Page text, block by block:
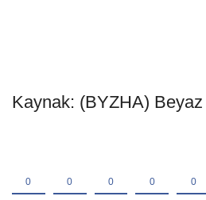
Kaynak: (BYZHA) Beyaz